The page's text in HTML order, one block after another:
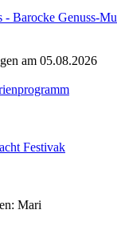
- Barocke Genuss-
am 05.08.2026
Festivak